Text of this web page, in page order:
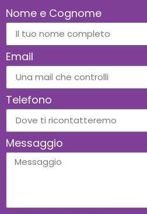
Nome e Cognome
Email
Telefono
Messaggio